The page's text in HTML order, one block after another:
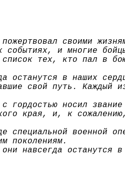
своими
и многие
тех, кто пал в
останутся в наших
свой путь.
гордостью носил
края, и, к
специальной военной
поколениям.
навсегда останутся